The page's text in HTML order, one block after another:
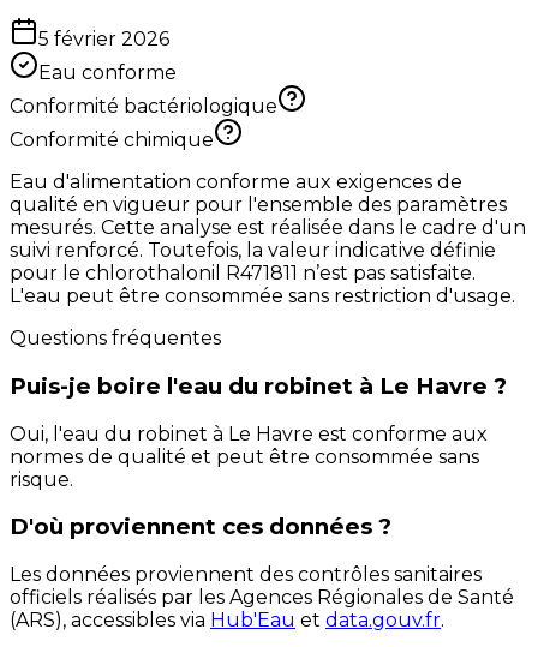
5 février 2026
Eau conforme
Conformité bactériologique
Conformité chimique
Eau d'alimentation conforme aux exigences de
qualité en vigueur pour l'ensemble des paramètres
mesurés. Cette analyse est réalisée dans le cadre d'un
suivi renforcé. Toutefois, la valeur indicative définie
pour le chlorothalonil R471811 n’est pas satisfaite.
L'eau peut être consommée sans restriction d'usage.
Questions fréquentes
Puis-je boire l'eau du robinet à Le Havre ?
Oui, l'eau du robinet à Le Havre est conforme aux
normes de qualité et peut être consommée sans
risque.
D'où proviennent ces données ?
Les données proviennent des contrôles sanitaires
officiels réalisés par les Agences Régionales de Santé
(ARS), accessibles via Hub'Eau et data.gouv.fr.